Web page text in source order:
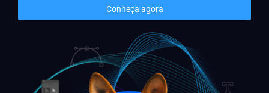
Conheça agora